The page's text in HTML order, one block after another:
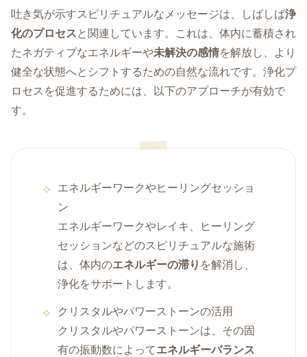
吐き気が示すスピリチュアルなメッセージは、しばしば浄
化のプロセスと関連しています。これは、体内に蓄積され
たネガティブなエネルギーや未解決の感情を解放し、より
健全な状態へとシフトするための自然な流れです。浄化プ
ロセスを促進するためには、以下のアプローチが有効で
す。
エネルギーワークやヒーリングセッショ
ン
エネルギーワークやレイキ、ヒーリング
セッションなどのスピリチュアルな施術
は、体内のエネルギーの滞り を解消し、
浄化をサポートします。
クリスタルやパワーストーンの活用
クリスタルやパワーストーンは、その固
有の振動数によってエネルギーバランス